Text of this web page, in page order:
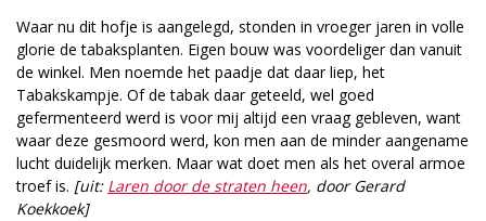
Waar nu dit hofje is aangelegd, stonden in vroeger jaren in volle
glorie de tabaksplanten. Eigen bouw was voordeliger dan vanuit
de winkel. Men noemde het paadje dat daar liep, het
Tabakskampje. Of de tabak daar geteeld, wel goed
gefermenteerd werd is voor mij altijd een vraag gebleven, want
waar deze gesmoord werd, kon men aan de minder aangename
lucht duidelijk merken. Maar wat doet men als het overal armoe
troef is. [uit: Laren door de straten heen, door Gerard
Koekkoek]